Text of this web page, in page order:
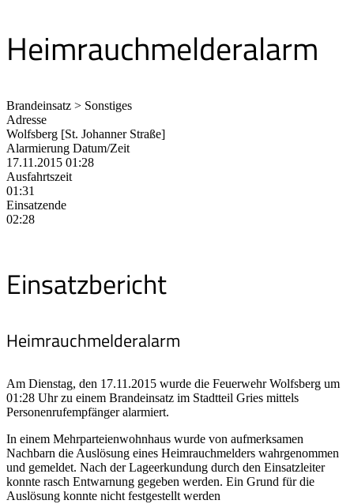
Heimrauchmelderalarm
Brandeinsatz > Sonstiges
Adresse
Wolfsberg [St. Johanner Straße]
Alarmierung Datum/Zeit
17.11.2015 01:28
Ausfahrtszeit
01:31
Einsatzende
02:28
Einsatzbericht
Heimrauchmelderalarm
Am Dienstag, den 17.11.2015 wurde die Feuerwehr Wolfsberg um
01:28 Uhr zu einem Brandeinsatz im Stadtteil Gries mittels
Personenrufempfänger alarmiert.
In einem Mehrparteienwohnhaus wurde von aufmerksamen
Nachbarn die Auslösung eines Heimrauchmelders wahrgenommen
und gemeldet. Nach der Lageerkundung durch den Einsatzleiter
konnte rasch Entwarnung gegeben werden. Ein Grund für die
Auslösung konnte nicht festgestellt werden